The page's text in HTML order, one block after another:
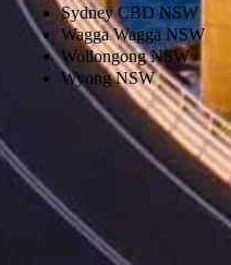
Sydney CBD NSW
Wagga Wagga NSW
Wollongong NSW
Wyong NSW